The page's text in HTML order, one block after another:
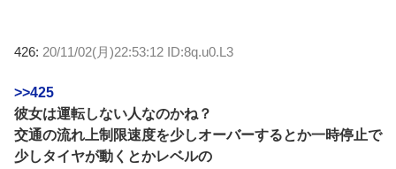
426: 20/11/02(月)22:53:12 ID:8q.u0.L3
>>425
彼女は運転しない人なのかね？
交通の流れ上制限速度を少しオーバーするとか一時停止で
少しタイヤが動くとかレベルの